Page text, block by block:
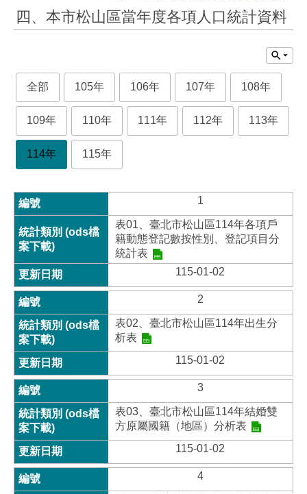
四、本市松山區當年度各項人口統計資料
全部 105年 106年 107年 108年
109年 110年 111年 112年 113年
114年 115年
1
表01、臺北市松山區114年各項戶
籍動態登記數按性別、登記項目分
統計表
115-01-02
2
表02、臺北市松山區114年出生分
析表
115-01-02
3
表03、臺北市松山區114年結婚雙
方原屬國籍（地區）分析表
115-01-02
4